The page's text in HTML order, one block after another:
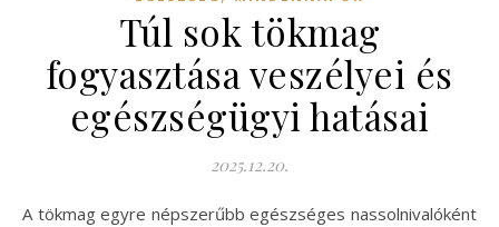
Túl sok tökmag
fogyasztása veszélyei és
egészségügyi hatásai
2025.12.20.
A tökmag egyre népszerűbb egészséges nassolnivalóként